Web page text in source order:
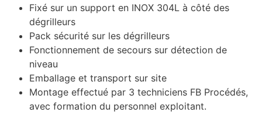
Fixé sur un support en INOX 304L à côté des
dégrilleurs
Pack sécurité sur les dégrilleurs
Fonctionnement de secours sur détection de
niveau
Emballage et transport sur site
Montage effectué par 3 techniciens FB Procédés,
avec formation du personnel exploitant.